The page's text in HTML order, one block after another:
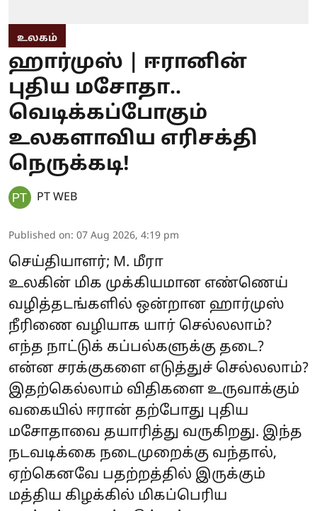
உலகம்
ஹார்முஸ் | ஈரானின்
புதிய மசோதா..
வெடிக்கப்போகும்
உலகளாவிய எரிசக்தி
நெருக்கடி!
PT WEB
Published on: 07 Aug 2026, 4:19 pm
செய்தியாளர்; M. மீரா
உலகின் மிக முக்கியமான எண்ணெய்
வழித்தடங்களில் ஒன்றான ஹார்முஸ்
நீரிணை வழியாக யார் செல்லலாம்?
எந்த நாட்டுக் கப்பல்களுக்கு தடை?
என்ன சரக்குகளை எடுத்துச் செல்லலாம்?
இதற்கெல்லாம் விதிகளை உருவாக்கும்
வகையில் ஈரான் தற்போது புதிய
மசோதாவை தயாரித்து வருகிறது. இந்த
நடவடிக்கை நடைமுறைக்கு வந்தால்,
ஏற்கெனவே பதற்றத்தில் இருக்கும்
மத்திய கிழக்கில் மிகப்பெரிய